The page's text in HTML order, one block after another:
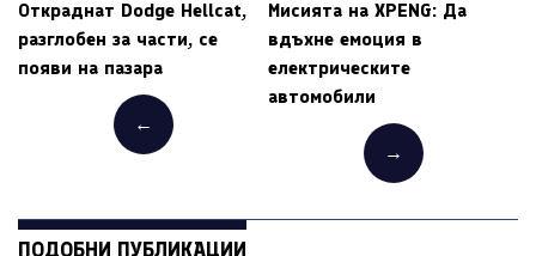
Откраднат Dodge Hellcat,
разглобен за части, се
появи на пазара
←
Мисията на XPENG: Да
вдъхне емоция в
електрическите
автомобили
→
ПОДОБНИ ПУБЛИКАЦИИ